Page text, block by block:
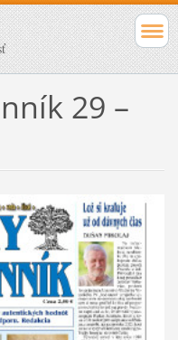
29 –